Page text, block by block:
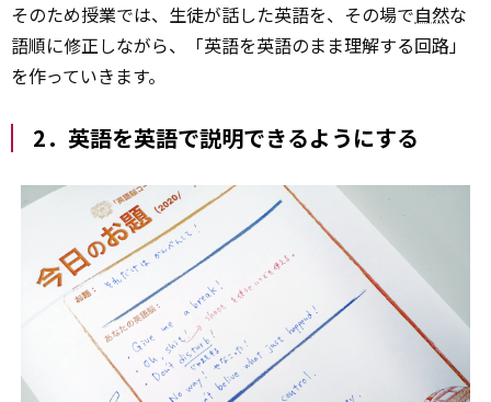
そのため授業では、生徒が話した英語を、その場で自然な
語順に修正しながら、「英語を英語のまま理解する回路」
を作っていきます。
2．英語を英語で説明できるようにする